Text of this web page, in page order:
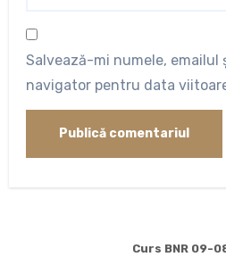
Salvează-mi numele,
navigator pentru data
Curs BNR 09-